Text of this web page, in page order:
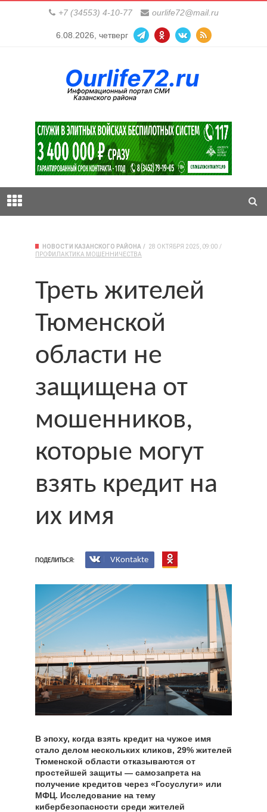
+7 (34553) 4-10-77 ourlife72@mail.ru
6.08.2026, четверг
НОВОСТИ КАЗАНСКОГО РАЙОНА
28 ОКТЯБРЯ 2025, 09:00
ПРОФИЛАКТИКА МОШЕННИЧЕСТВА
Треть жителей
Тюменской
области не
защищена от
мошенников,
которые могут
взять кредит на
их имя
ПОДЕЛИТЬСЯ: VKontakte
В эпоху, когда взять кредит на чужое имя
стало делом нескольких кликов, 29% жителей
Тюменской области отказываются от
простейшей защиты — самозапрета на
получение кредитов через «Госуслуги» или
МФЦ. Исследование на тему
кибербезопасности среди жителей